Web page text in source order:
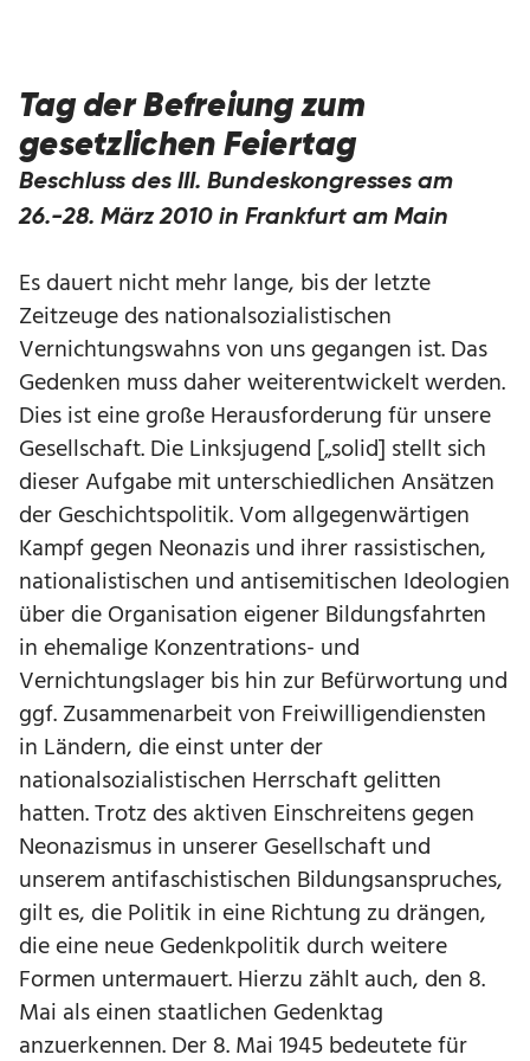
Tag der Befreiung zum
gesetzlichen Feiertag
Beschluss des III. Bundeskongresses am
26.-28. März 2010 in Frankfurt am Main
Es dauert nicht mehr lange, bis der letzte
Zeitzeuge des nationalsozialistischen
Vernichtungswahns von uns gegangen ist. Das
Gedenken muss daher weiterentwickelt werden.
Dies ist eine große Herausforderung für unsere
Gesellschaft. Die Linksjugend [„solid] stellt sich
dieser Aufgabe mit unterschiedlichen Ansätzen
der Geschichtspolitik. Vom allgegenwärtigen
Kampf gegen Neonazis und ihrer rassistischen,
nationalistischen und antisemitischen Ideologien
über die Organisation eigener Bildungsfahrten
in ehemalige Konzentrations- und
Vernichtungslager bis hin zur Befürwortung und
ggf. Zusammenarbeit von Freiwilligendiensten
in Ländern, die einst unter der
nationalsozialistischen Herrschaft gelitten
hatten. Trotz des aktiven Einschreitens gegen
Neonazismus in unserer Gesellschaft und
unserem antifaschistischen Bildungsanspruches,
gilt es, die Politik in eine Richtung zu drängen,
die eine neue Gedenkpolitik durch weitere
Formen untermauert. Hierzu zählt auch, den 8.
Mai als einen staatlichen Gedenktag
anzuerkennen. Der 8. Mai 1945 bedeutete für